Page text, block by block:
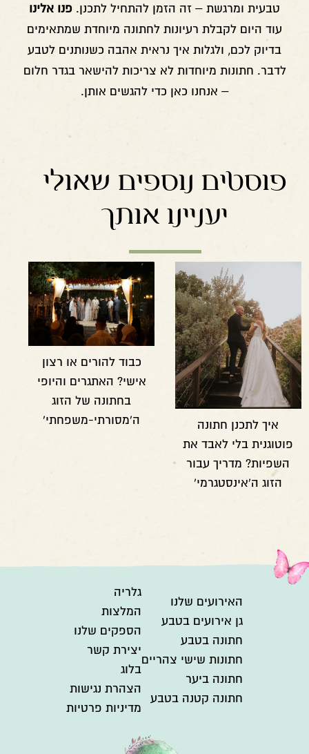
טבעית ומרגשת – זה הזמן להתחיל לתכנן. פנו אלינו
עוד היום לקבלת רעיונות לחתונה מיוחדת שמתאימים
בדיוק לכם, ולגלות איך נראית אהבה כשנותנים לטבע
לדבר. חתונות מיוחדות לא צריכות להישאר בגדר חלום
– אנחנו כאן כדי להגשים אותן.
פוסטים נוספים שאולי
יעניינו אותך
כבוד להורים או רצון
אישי? האתגרים והיופי
בחתונה של הזוג
ה'מסורתי-משפחתי'
איך לתכנן חתונה
פוטוגנית בלי לאבד את
השפיות? מדריך עבור
הזוג ה'אינסטגרמי'
האירועים שלנו
גן אירועים בטבע
חתונה בטבע
חתונות שישי צהריים
חתונה ביער
חתונה קטנה בטבע
גלריה
המלצות
הספקים שלנו
יצירת קשר
בלוג
הצהרת נגישות
מדיניות פרטיות